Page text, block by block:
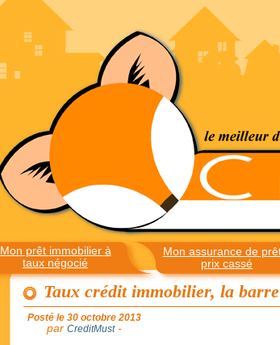
Mon prêt immobilier à
taux négocié
Mon assurance de
prix cassé
Taux crédit immobilier, la
Posté le 30 octobre 2013
par CreditMust-